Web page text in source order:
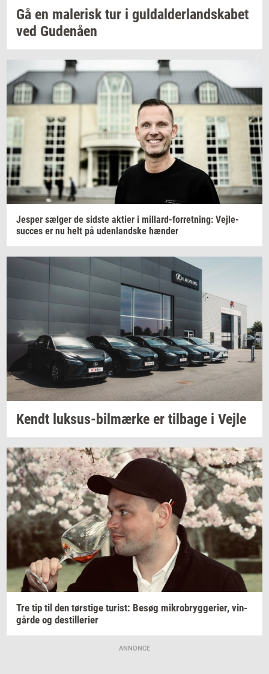
Gå en ma­le­risktur i gul­dal­der­land­ska­bet
ved Gu­denå­en
Jes­per sæl­ger de sid­ste ak­tier i millard-​forretning: Vejle-​
succes er nu helt på uden­land­ske hæn­der
Kendt luksus-​bilmærke er til­ba­ge i Vejle
Tre tip til den tørsti­ge turist: Besøg mi­kro­bryg­ge­ri­er, vin­
går­de og destil­le­ri­er
ANNONCE